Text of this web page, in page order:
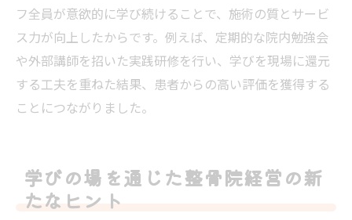
フ全員が意欲的に学び続けることで、施術の質とサービ
ス力が向上したからです。例えば、定期的な院内勉強会
や外部講師を招いた実践研修を行い、学びを現場に還元
する工夫を重ねた結果、患者からの高い評価を獲得する
ことにつながりました。
学びの場を通じた整骨院経営の新
たなヒント